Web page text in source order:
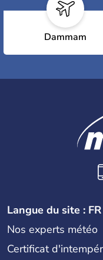
Dammam
Langue du site : FR
Nos experts météo
Certificat